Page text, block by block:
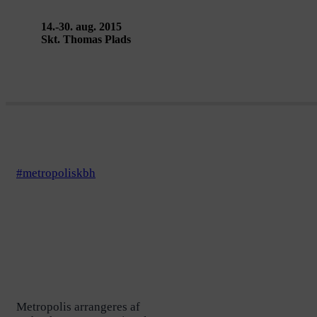
14.-30. aug. 2015
Skt. Thomas Plads
#metropoliskbh
Metropolis arrangeres af